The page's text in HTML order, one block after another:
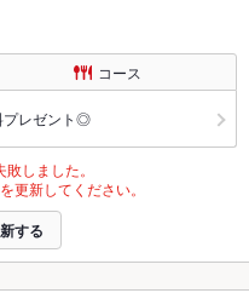
コース
プレゼント◎
しました。
更新してください。
する